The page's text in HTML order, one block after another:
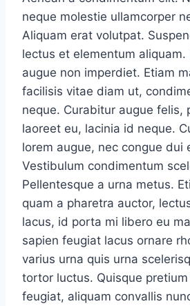
neque molestie ullamcorper
Aliquam erat volutpat.
lectus et elementum aliquam.
augue non imperdiet. Etiam
facilisis vitae diam ut,
neque. Curabitur augue felis,
laoreet eu, lacinia id neque.
lorem augue, nec congue dui
Vestibulum condimentum
Pellentesque a urna metus.
quam a pharetra auctor,
lacus, id porta mi libero eu
sapien feugiat lacus ornare
varius urna quis urna
tortor luctus. Quisque
feugiat, aliquam convallis